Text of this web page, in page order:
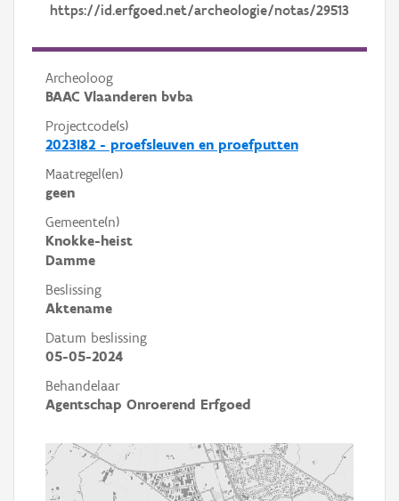
https://id.erfgoed.net/archeologie/notas/29513
Archeoloog
BAAC Vlaanderen bvba
Projectcode(s)
2023I82 - proefsleuven en proefputten
Maatregel(en)
geen
Gemeente(n)
Knokke-heist
Damme
Beslissing
Aktename
Datum beslissing
05-05-2024
Behandelaar
Agentschap Onroerend Erfgoed